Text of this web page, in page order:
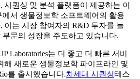
시퀀싱 및 분석 플랫폼이 제공하는 이
서 생물정보학 소프트웨어의 활용
이는 시장 참여자의 R&D 투자를 늘
문의 성장을 주도하고 있습니다.
Laboratories는 더 좋고 더 빠른 서비
해 새로운 생물정보학 파이프라인 및
를 출시했습니다.차세대 시퀀싱테스